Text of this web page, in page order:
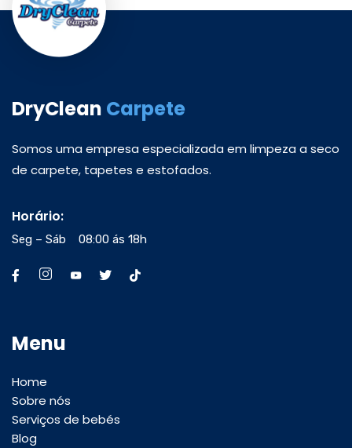
DryClean Carpete
Somos uma empresa especializada em limpeza a seco
de carpete, tapetes e estofados.
Horário:
Seg – Sáb 08:00 ás 18h
Menu
Home
Sobre nós
Serviços de bebés
Blog